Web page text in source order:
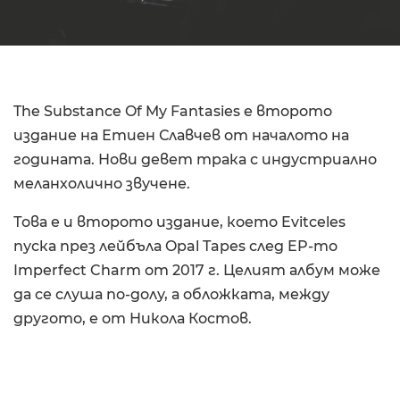
The Substance Of My Fantasies е второто
издание на Етиен Славчев от началото на
годината. Нови девет трака с индустриално
меланхолично звучене.
Това е и второто издание, което Evitceles
пуска през лейбъла Opal Tapes след EP-то
Imperfect Charm от 2017 г. Целият албум може
да се слуша по-долу, а обложката, между
другото, е от Никола Костов.